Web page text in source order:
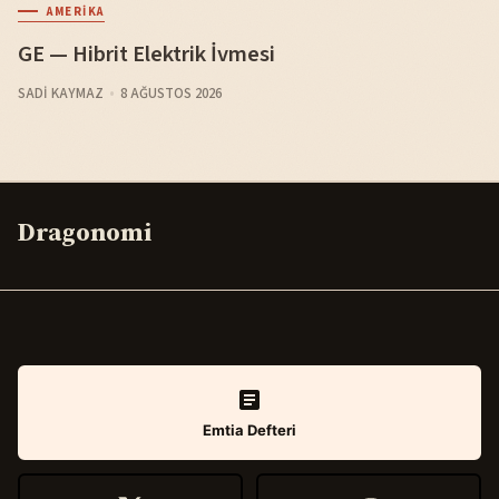
AMERIKA
GE — Hibrit Elektrik İvmesi
SADI KAYMAZ 8 AĞUSTOS 2026
Dragonomi
Emtia Defteri